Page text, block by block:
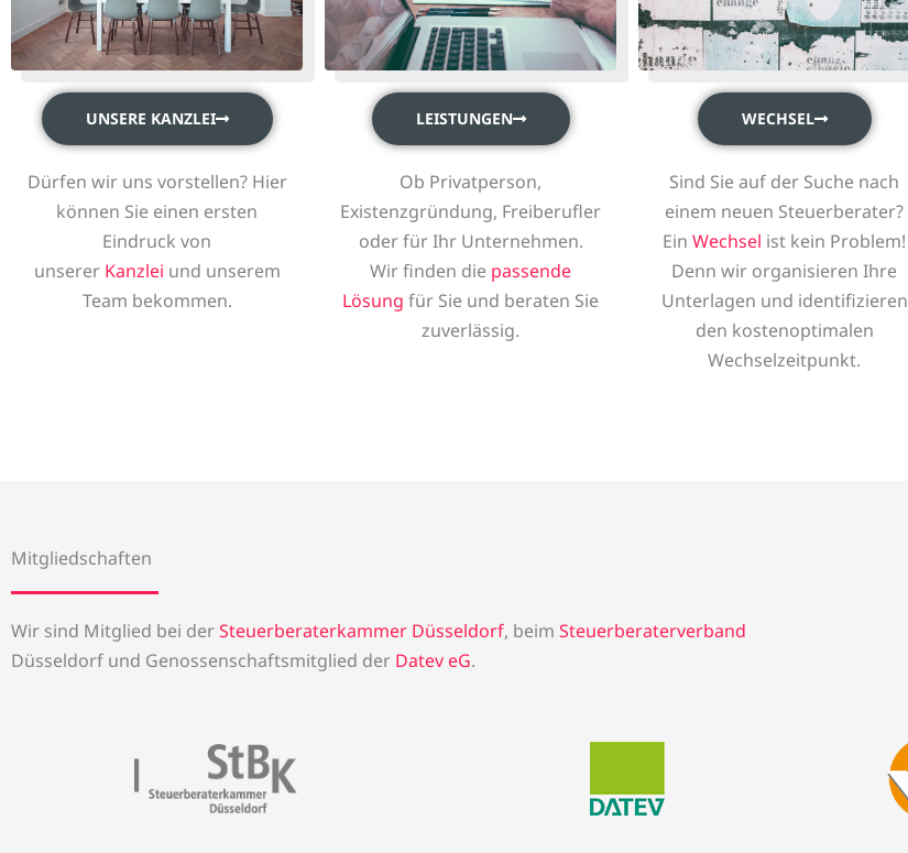
UNSERE KANZLEI
Dürfen wir uns vorstellen? Hier
können Sie einen ersten
Eindruck von
unserer Kanzlei und unserem
Team bekommen.
LEISTUNGEN
Ob Privatperson,
Existenzgründung, Freiberufler
oder für Ihr Unternehmen.
Wir finden die passende
Lösung für Sie und beraten Sie
zuverlässig.
WECHSEL
Sind Sie auf der Suche nach
einem neuen Steuerberater?
Ein Wechsel ist kein Problem!
Denn wir organisieren Ihre
Unterlagen und identifizieren
den kostenoptimalen
Wechselzeitpunkt.
Mitgliedschaften
Wir sind Mitglied bei derSteuerberaterkammer Düsseldorf, beim Steuerberaterverband
Düsseldorf und Genossenschaftsmitglied der Datev eG.